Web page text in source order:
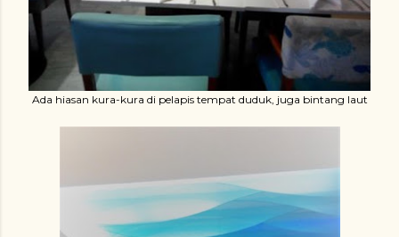
Ada hiasan kura-kura di pelapis tempat duduk, juga bintang laut